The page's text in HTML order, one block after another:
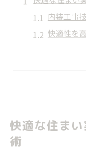
内装工事
快適性を
内装工事
神奈川県にお
神奈川県
最新内装
快適な住ま
術